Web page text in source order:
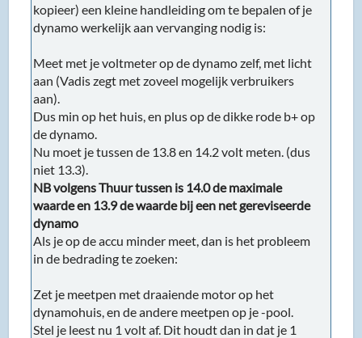
kopieer) een kleine handleiding om te bepalen of je
dynamo werkelijk aan vervanging nodig is:
Meet met je voltmeter op de dynamo zelf, met licht
aan (Vadis zegt met zoveel mogelijk verbruikers
aan).
Dus min op het huis, en plus op de dikke rode b+ op
de dynamo.
Nu moet je tussen de 13.8 en 14.2 volt meten. (dus
niet 13.3).
NB volgens Thuur tussen is 14.0 de maximale
waarde en 13.9 de waarde bij een net gereviseerde
dynamo
Als je op de accu minder meet, dan is het probleem
in de bedrading te zoeken:
Zet je meetpen met draaiende motor op het
dynamohuis, en de andere meetpen op je -pool.
Stel je leest nu 1 volt af. Dit houdt dan in dat je 1